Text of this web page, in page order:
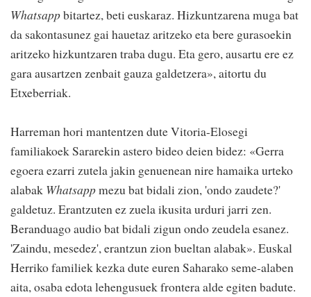
Whatsappbitartez, beti euskaraz. Hizkuntzarena muga bat
da sakontasunez gai hauetaz aritzeko eta bere gurasoekin
aritzeko hizkuntzaren traba dugu. Eta gero, ausartu ere ez
gara ausartzen zenbait gauza galdetzera», aitortu du
Etxeberriak.
Harreman hori mantentzen dute Vitoria-Elosegi
familiakoek Sararekin astero bideo deien bidez: «Gerra
egoera ezarri zutela jakin genuenean nire hamaika urteko
alabak Whatsappmezu bat bidali zion, 'ondo zaudete?'
galdetuz. Erantzuten ez zuela ikusita urduri jarri zen.
Beranduago audio bat bidali zigun ondo zeudela esanez.
'Zaindu, mesedez', erantzun zion bueltan alabak». Euskal
Herriko familiek kezka dute euren Saharako seme-alaben
aita, osaba edota lehengusuek frontera alde egiten badute.